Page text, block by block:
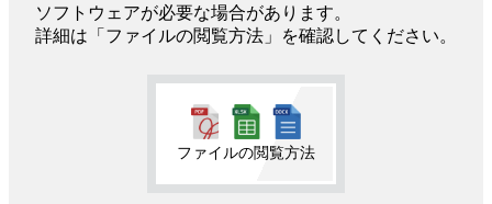
ソフトウェアが必要な場合があります。
詳細は「ファイルの閲覧方法」を確認してください。
ファイルの閲覧方法